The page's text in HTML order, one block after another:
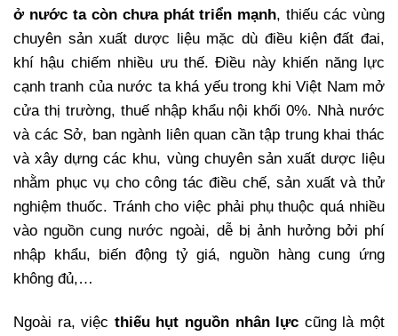
ở nước ta còn chưa phát triển mạnh, thiếu các vùng
chuyên sản xuất dược liệu mặc dù điều kiện đất đai,
khí hậu chiếm nhiều ưu thế. Điều này khiến năng lực
cạnh tranh của nước ta khá yếu trong khi Việt Nam mở
cửa thị trường, thuế nhập khẩu nội khối 0%. Nhà nước
và các Sở, ban ngành liên quan cần tập trung khai thác
và xây dựng các khu, vùng chuyên sản xuất dược liệu
nhằm phục vụ cho công tác điều chế, sản xuất và thử
nghiệm thuốc. Tránh cho việc phải phụ thuộc quá nhiều
vào nguồn cung nước ngoài, dễ bị ảnh hưởng bởi phí
nhập khẩu, biến động tỷ giá, nguồn hàng cung ứng
không đủ,…
Ngoài ra, việc thiếu hụt nguồn nhân lực cũng là một